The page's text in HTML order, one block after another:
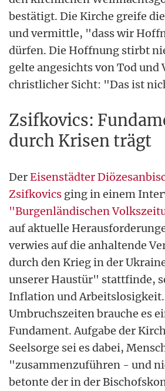
bestätigt. Die Kirche greife
und vermittle, "dass wir
dürfen. Die Hoffnung stirbt
gelte angesichts von Tod und
christlicher Sicht: "Das ist
Zsifkovics:
durch Krisen trägt
DerEisenstädter
Zsifkovics ging in einem
"Burgenländischen
auf aktuelle
verwies auf die anhaltende
durch den Krieg in der
unserer Haustür" stattfinde,
Inflation und
Umbruchszeiten brauche es
Fundament. Aufgabe der
Seelsorge sei es dabei,
"zusammenzuführen - und
betonte der in der